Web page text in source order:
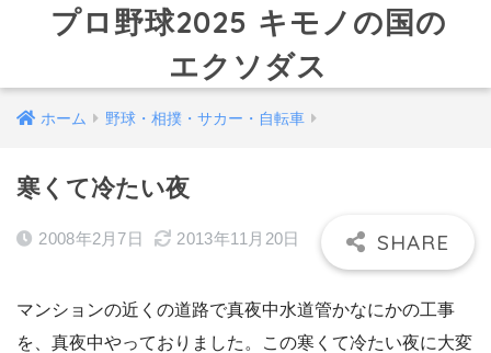
プロ野球2025 キモノの国の
エクソダス
ホーム 野球・相撲・サカー・自転車
寒くて冷たい夜
2008年2月7日 2013年11月20日
マンションの近くの道路で真夜中水道管かなにかの工事
を、真夜中やっておりました。この寒くて冷たい夜に大変